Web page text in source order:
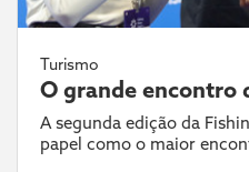
Turismo
O grande encontro
A segunda edição da
papel como o maior